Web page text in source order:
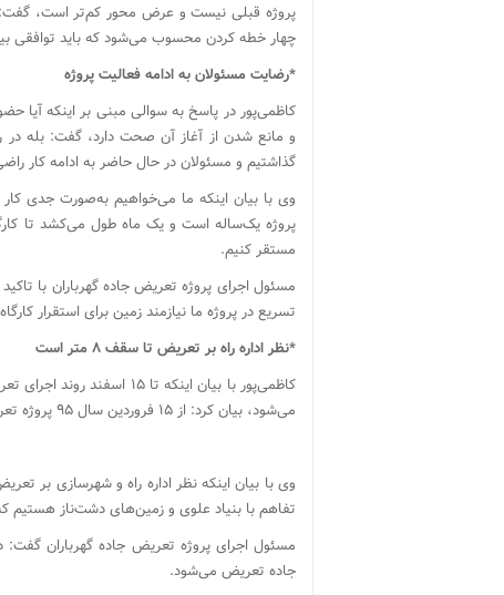
پروژه قبلی نیست و عرض محور کم‌تر است، گفت:
چهار خطه کردن محسوب می‌شود که باید توافقی
*رضایت مسئولان به ادامه فعالیت پروژه
کاظمی‌پور در پاسخ به سوالی مبنی بر اینکه آیا
و مانع شدن از آغاز آن صحت دارد، گفت: بله در
گذاشتیم و مسئولان در حال حاضر به ادامه کار
وی با بیان اینکه ما می‌خواهیم به‌صورت جدی کار
پروژه یک‌ساله است و یک ماه طول می‌کشد تا
مستقر کنیم.
مسئول اجرای پروژه تعریض جاده گهرباران با
تسریع در پروژه ما نیازمند زمین برای استقرار
*نظر اداره راه بر تعریض تا سقف ۸ متر است
کاظمی‌پور با بیان اینکه
می‌شود، بیان کرد: از ۱۵ فروردین سال ۹۵ پروژه تعریض جاده گهرباران دوباره آغاز به‌کار می‌کند.
تفاهم با بنیاد علوی و زمین‌های دشت‌ناز هستیم
مسئول اجرای پروژه تعریض جاده گهرباران گفت:
جاده تعریض می‌شود.